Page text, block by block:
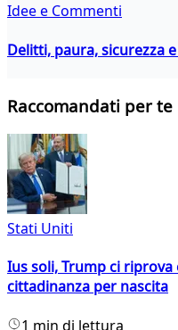
Idee e Commenti
Delitti, paura, sicurezza
Raccomandati per te
Stati Uniti
Ius soli, Trump ci
cittadinanza per nascita
1 min di lettura